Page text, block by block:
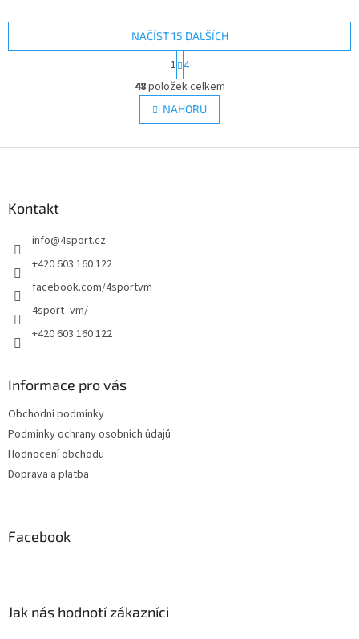
O
v
l
á
NAČÍST 15 DALŠÍCH
t
r
á
n
k
v
1 4
48položek celkem
NAHORU
Kontakt
info@4sport.cz
+420 603 160 122
facebook.com/4sportvm
4sport_vm/
+420 603 160 122
Informace pro vás
Obchodní podmínky
Podmínky ochrany osobních údajů
Hodnocení obchodu
Doprava a platba
Facebook
Jak nás hodnotí zákazníci